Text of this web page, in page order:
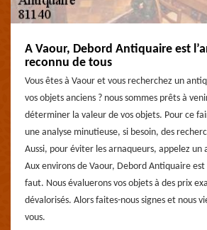
A Vaour, Debord Antiquaire est
reconnu de tous
Vous êtes à Vaour et vous recherchez un
vos objets anciens ? nous sommes prêts à
déterminer la valeur de vos objets. Pour ce
une analyse minutieuse, si besoin, des
Aussi, pour éviter les arnaqueurs, appelez un
Aux environs de Vaour, Debord Antiquaire est
faut. Nous évaluerons vos objets à des prix
dévalorisés. Alors faites-nous signes et nous
vous.